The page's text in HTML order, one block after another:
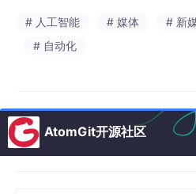
言。现在我把这些交给AI。省下来的
经历”——我踩过什么坑、我怎么解
是：文章里的通用信息依然准确，
我管理真实案例和读者反馈。两者
四、这些原则从哪里来？
# 人工智能 # 媒体 # 新
# 自动化
AtomGit开源社区